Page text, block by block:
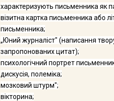
характеризують письменника як
візитна картка письменника або
письменника;
„Юний журналіст" (написання
запропонованих цитат);
психологічний портрет
дискусія, полеміка;
мозковий штурм";
вікторина;